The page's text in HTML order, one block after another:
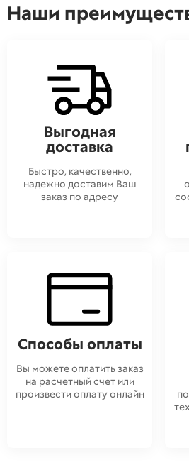
Наши
Выгодная
доставка
Быстро, качественно,
надежно доставим Ваш
заказ по адресу
Способы оплаты
Вы можете оплатить заказ
на расчетный счет или
произвести оплату онлайн